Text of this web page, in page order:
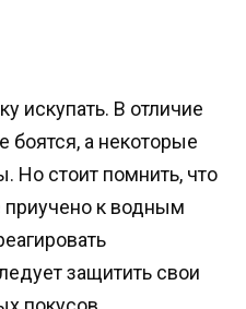
искупать. В отличие
боятся, а некоторые
Но стоит помнить, что
к водным
защитить свои